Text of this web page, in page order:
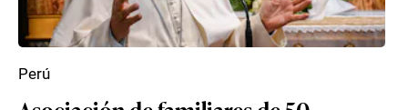
Perú